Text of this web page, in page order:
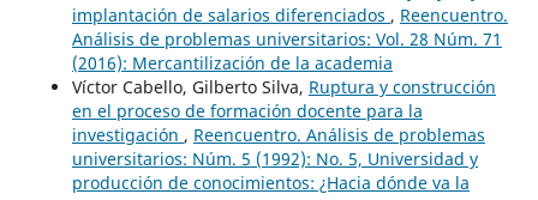
implantación de salarios diferenciados , Reencuentro.
Análisis de problemas universitarios: Vol. 28 Núm. 71
(2016): Mercantilización de la academia
Víctor Cabello, Gilberto Silva, Ruptura y construcción
en el proceso de formación docente para la
investigación , Reencuentro. Análisis de problemas
universitarios: Núm. 5 (1992): No. 5, Universidad y
producción de conocimientos: ¿Hacia dónde va la